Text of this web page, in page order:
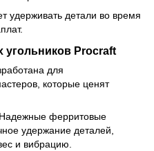
удерживать детали во время
Procraft
для
которые ценят
Надежные ферритовые
удержание деталей,
и вибрацию.